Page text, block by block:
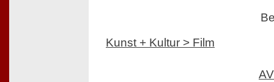
Kunst + Kultur > Film